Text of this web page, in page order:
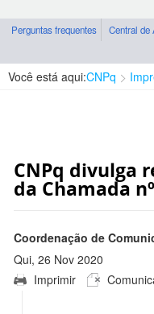
Perguntas frequentes Central de
Você está aqui:CNPq
CNPq divulga
da Chamada
Coordenação de
Qui, 26 Nov 2020
17:37:00 -0300
Imprimir